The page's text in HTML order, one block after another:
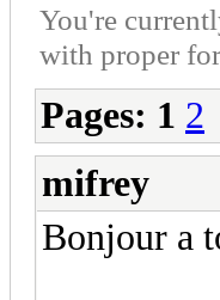
You're
with proper
Pages: 1 2
mifrey
Bonjour a